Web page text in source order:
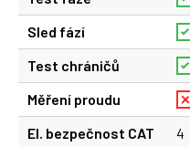
Sled fází
Test chráničů
Měření proudu
El. bezpečnost CAT
4